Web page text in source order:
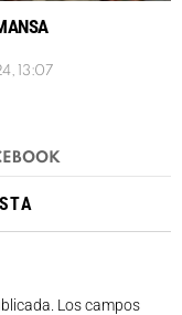
13:07
Los campos